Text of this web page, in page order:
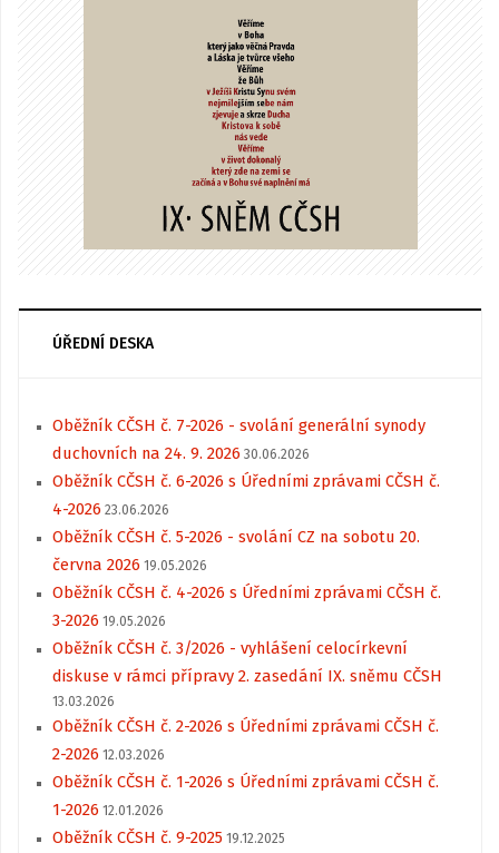
ÚŘEDNÍ DESKA
Oběžník CČSH č. 7-2026 - svolání generální synody
duchovních na 24. 9. 2026 30.06.2026
Oběžník CČSH č. 6-2026 s Úředními zprávami CČSH č.
4-2026 23.06.2026
Oběžník CČSH č. 5-2026 - svolání CZ na sobotu 20.
června 2026 19.05.2026
Oběžník CČSH č. 4-2026 s Úředními zprávami CČSH č.
3-2026 19.05.2026
Oběžník CČSH č. 3/2026 - vyhlášení celocírkevní
diskuse v rámci přípravy 2. zasedání IX. sněmu CČSH
13.03.2026
Oběžník CČSH č. 2-2026 s Úředními zprávami CČSH č.
2-2026 12.03.2026
Oběžník CČSH č. 1-2026 s Úředními zprávami CČSH č.
1-2026 12.01.2026
Oběžník CČSH č. 9-2025 19.12.2025